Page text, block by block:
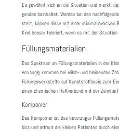
Es gewöhnt sich an die Situa­tion und merkt,
gendes beinhaltet. Werden bei den
stellt, können diese mit einer mini­mal­in­va­siven
Kind besser tole­riert, wenn es mit der
Füllungsmaterialien
Das Spek­trum an Füllungs­ma­te­ria­lien in der
Vorrangig kommen bei Milch- und blei­benden
Füllungs­werk­stoffe auf Kunst­stoff­basis zum
einen chemi­schen Haft­ver­bund mit der
Kompomer
Das Kompomer ist das bevor­zugte
biss und erfreut die kleinen Pati­enten durch